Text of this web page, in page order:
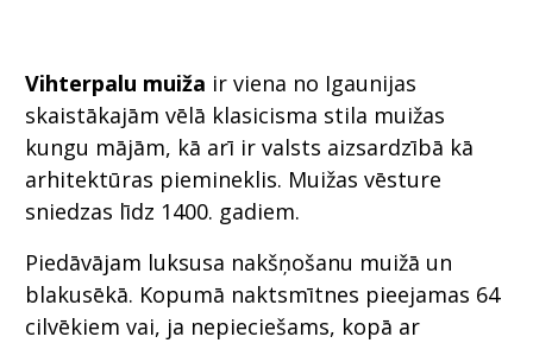
Vihterpalu muiža ir viena no Igaunijas
skaistākajām vēlā klasicisma stila muižas
kungu mājām, kā arī ir valsts aizsardzībā kā
arhitektūras piemineklis. Muižas vēsture
sniedzas līdz 1400. gadiem.
Piedāvājam luksusa nakšņošanu muižā un
blakusēkā. Kopumā naktsmītnes pieejamas 64
cilvēkiem vai, ja nepieciešams, kopā ar